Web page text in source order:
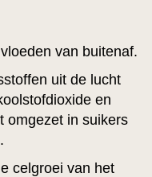
van buitenaf.
uit de lucht
en
omgezet in suikers
celgroei van het